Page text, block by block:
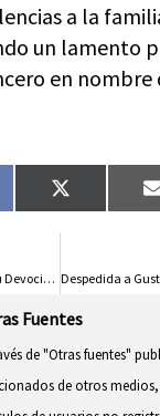
a la
un lamento
en nombre
en
X
(Twitter)
Guadalajara Renueva su Devoción a la Virgen de la Antigua con Tradicional Ofrenda Floral
Fuentes
de "Otras fuentes"
de otros